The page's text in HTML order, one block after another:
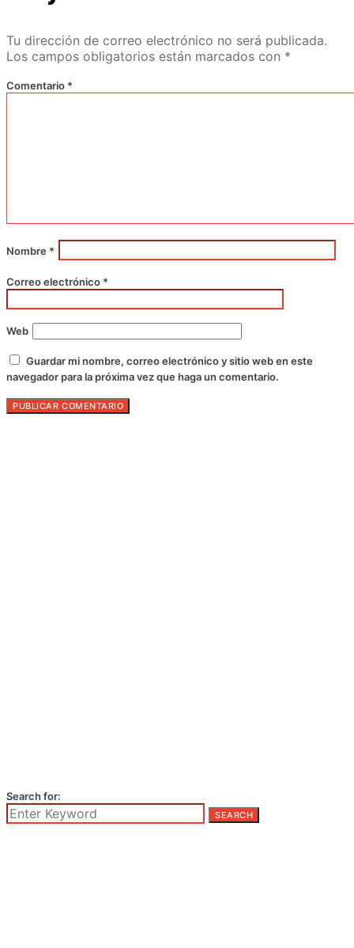
Tu dirección de correo electrónico no será publicada.
Los campos obligatorios están marcados con *
Comentario *
Nombre *
Correo electrónico *
Web
Guardar mi nombre, correo electrónico y sitio web en este
navegador para la próxima vez que haga un comentario.
Search for:
SEARCH